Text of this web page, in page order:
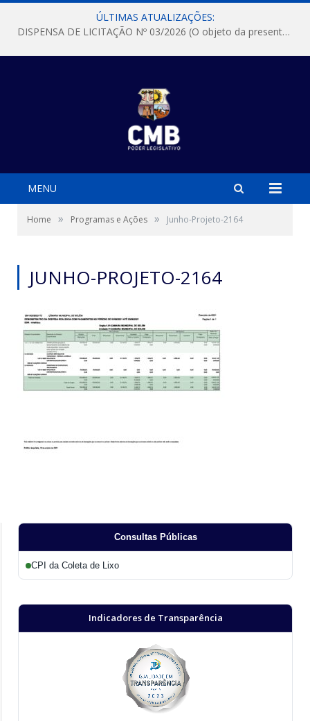
ÚLTIMAS ATUALIZAÇÕES:
DISPENSA DE LICITAÇÃO Nº 03/2026 (O objeto da presente dispensa é a escolha da proposta mais vantajosa para a aquisição, de aparelhos de ar condicionado, tipo Split, com material de instalação e fogão industrial, conforme condições, quantidades e exigências estabelecidas no termo de referencia e neste aviso de contratação direta e seus anexos)
MENU
Home » Programas e Ações » Junho-Projeto-2164
JUNHO-PROJETO-2164
Consultas Públicas
CPI da Coleta de Lixo
Indicadores de Transparência